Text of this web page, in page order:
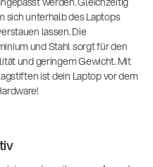
sich unterhalb des Laptops
lassen. Die
und Stahl sorgt für den
und geringem Gewicht. Mit
ist dein Laptop vor dem